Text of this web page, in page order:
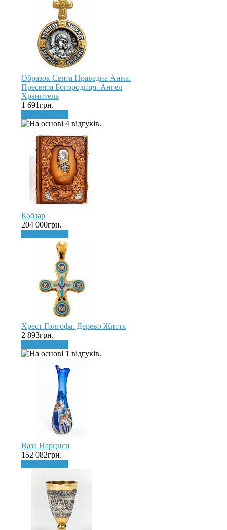
Образок Свята Праведна Анна.
Пресвята Богородиця. Ангел
Хранитель
1 691грн.
Кобзар
204 000грн.
Хрест Голгофа. Дерево Життя
2 893грн.
Ваза Нарциси
152 082грн.